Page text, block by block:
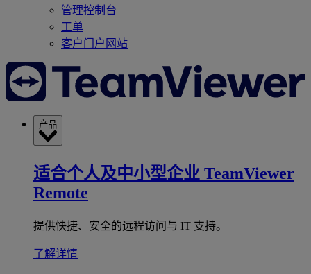
管理控制台
工单
客户门户网站
产品
适合个人及中小型企业 TeamViewer
Remote
提供快捷、安全的远程访问与 IT 支持。
了解详情